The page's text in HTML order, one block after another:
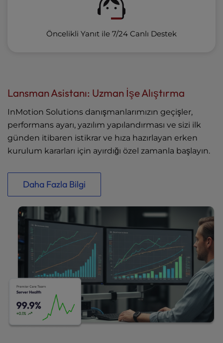
Öncelikli Yanıt ile 7/24 Canlı Destek
Lansman Asistanı: Uzman İşe Alıştırma
InMotion Solutions danışmanlarımızın geçişler,
performans ayarı, yazılım yapılandırması ve sizi ilk
günden itibaren istikrar ve hıza hazırlayan erken
kurulum kararları için ayırdığı özel zamanla başlayın.
Daha Fazla Bilgi